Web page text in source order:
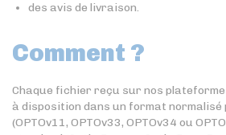
des avis de livraison.
Comment ?
Chaque fichier reçu sur nos
à disposition dans un format normalisé
(OPTOv11, OPTOv33, OPTOv34 ou